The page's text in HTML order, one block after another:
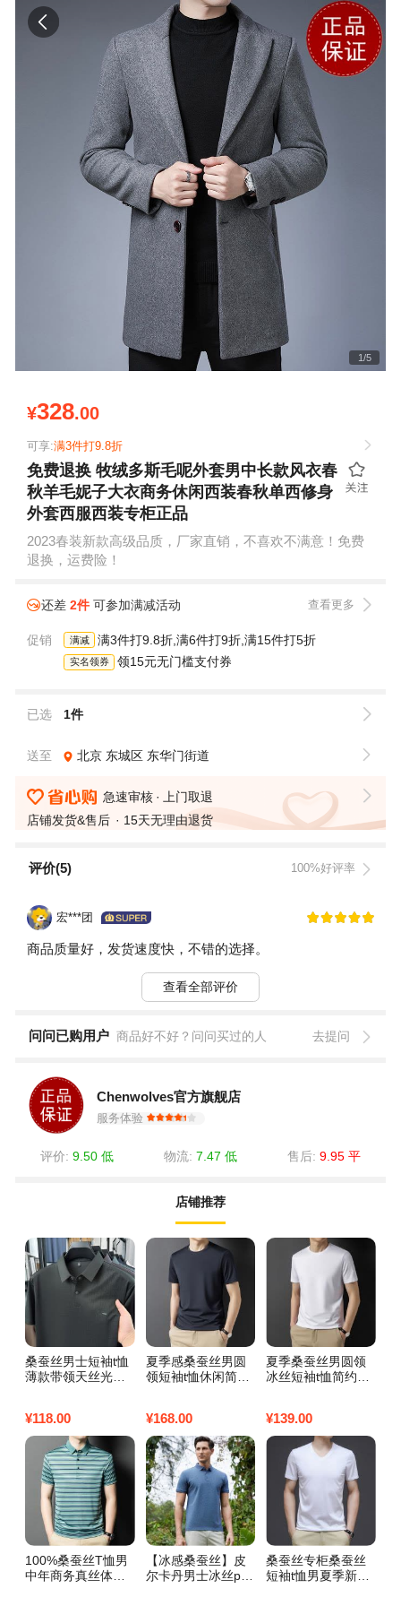
1/5
¥328.00
可享:满3件打9.8折
免费退换 牧绒多斯毛呢外套男中长款风衣春
秋羊毛妮子大衣商务休闲西装春秋单西修身
外套西服西装专柜正品
2023春装新款高级品质，厂家直销，不喜欢不满意！免费
退换，运费险！
还差2件可参加满减活动 查看更多
促销 满减 满3件打9.8折,满6件打9折,满15件打5折
实名领券 领15元无门槛支付券
已选 1件
送至 北京 东城区 东华门街道
急速审核
上门取退
店铺发货&售后
15天无理由退货
评价(5) 100%好评率
宏***团
商品质量好，发货速度快，不错的选择。
查看全部评价
问问已购用户 商品好不好？问问买过的人 去提问
Chenwolves官方旗舰店
服务体验
评价: 9.50 低 物流: 7.47 低 售后: 9.95 平
店铺推荐
桑蚕丝男士短袖t恤
薄款带领天丝光棉
深绿
¥118.00
夏季感桑蚕丝男圆
领短袖t恤休闲简约
¥168.00
夏季桑蚕丝男圆领
冰丝短袖t恤简约无
L 白色
¥139.00
100%桑蚕丝T恤男
中年商务真丝体恤
【冰感桑蚕丝】皮
尔卡丹男士冰丝pol
桑蚕丝专柜桑蚕丝
短袖t恤男夏季新款